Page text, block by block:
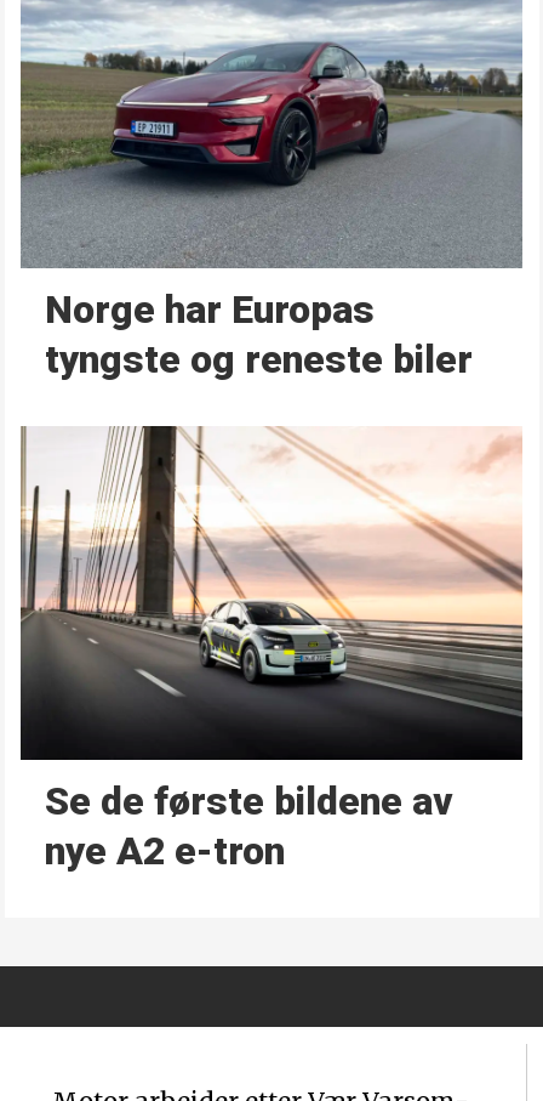
Norge har Europas
tyngste og reneste biler
Se de første bildene av
nye A2 e-tron